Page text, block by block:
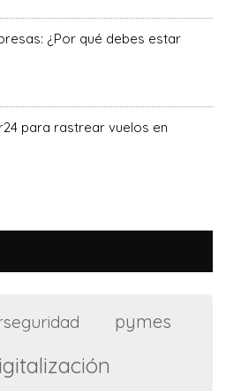
¿Por qué debes estar
para rastrear vuelos en
pymes